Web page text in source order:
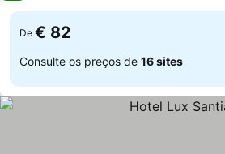
De € 82
Consulte os preços de 16 sites